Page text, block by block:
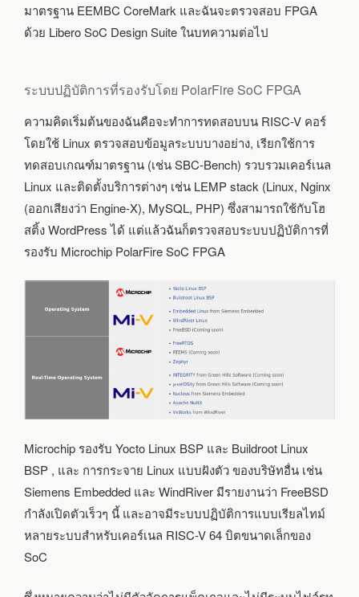
มาตรฐาน EEMBC CoreMark และฉันจะตรวจสอบ FPGA
ด้วย Libero SoC Design Suite ในบทความต่อไป
ระบบปฏิบัติการที่รองรับโดย PolarFire SoC FPGA
ความคิดเริ่มต้นของฉันคือจะทำการทดสอบบน RISC-V คอร์
โดยใช้ Linux ตรวจสอบข้อมูลระบบบางอย่าง, เรียกใช้การ
ทดสอบเกณฑ์มาตรฐาน (เช่น SBC-Bench) รวบรวมเคอร์เนล
Linux และติดตั้งบริการต่างๆ เช่น LEMP stack (Linux, Nginx
(ออกเสียงว่า Engine-X), MySQL, PHP) ซึ่งสามารถใช้กับโฮ
สติ้ง WordPress ได้ แต่แล้วฉันก็ตรวจสอบระบบปฏิบัติการที่
รองรับ Microchip PolarFire SoC FPGA
Microchip รองรับ Yocto Linux BSP และ Buildroot Linux
BSP , และ การกระจาย Linux แบบฝังตัว ของบริษัทอื่น เช่น
Siemens Embedded และ WindRiver มีรายงานว่า FreeBSD
กำลังเปิดตัวเร็วๆ นี้ และอาจมีระบบปฏิบัติการแบบเรียลไทม์
หลายระบบสำหรับเคอร์เนล RISC-V 64 บิตขนาดเล็กของ
SoC